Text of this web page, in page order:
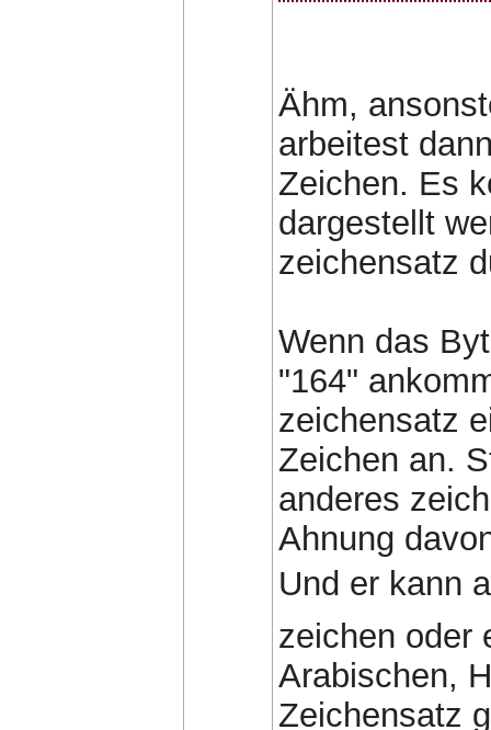
Ähm,
arbeitest
Zeichen. Es
dargestellt
zeichensatz
Wenn das
"164"
zeichensatz
Zeichen an.
anderes
Ahnung
Und er kann
zeichen oder
Arabischen,
Zeichensatz